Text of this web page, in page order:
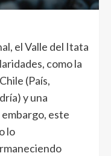
el Valle del Itata
como la
(País,
y una
este
lo